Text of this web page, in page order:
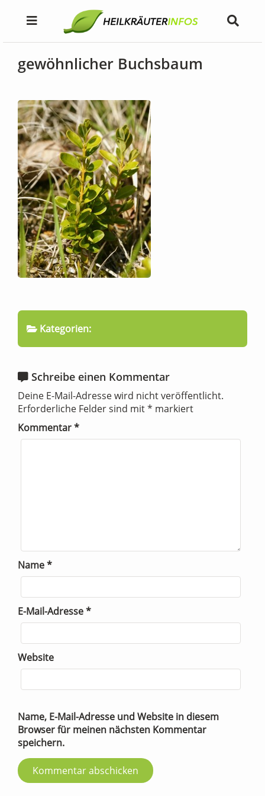
gewöhnlicher Buchsbaum
Kategorien:
Schreibe einen Kommentar
Deine E-Mail-Adresse wird nicht veröffentlicht.
Erforderliche Felder sind mit* markiert
Kommentar*
Name*
E-Mail-Adresse*
Website
Name, E-Mail-Adresse und Website in diesem
Browser für meinen nächsten Kommentar
speichern.